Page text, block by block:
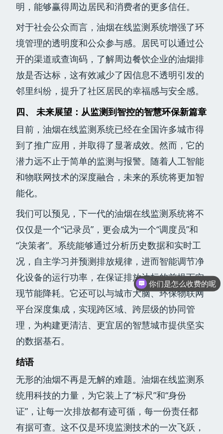
明，能够赢得周边居民和消费者的更多信任。
对于社会公众而言，油烟在线监测系统增强了环
境管理的透明度和公众参与感。居民可以通过公
开的渠道或查询码，了解周边餐饮企业的油烟排
放是否达标，这有效减少了因信息不透明引发的
邻里纠纷，提升了社区居民的幸福感与安全感。
四、 未来展望：从监测到智控的智慧环保新篇章
目前，油烟在线监测系统已经在全国许多城市得
到了推广应用，并取得了显著成效。然而，它的
潜力远不止于简单的监测与报警。随着人工智能
和物联网技术的深度融合，未来的系统将更加智
能化。
我们可以预见，下一代的油烟在线监测系统将不
仅仅是一个“记录员”，更会成为一个“调度员”和
“决策者”。系统能够通过分析历史数据和实时工
况，自主学习并预测排放规律，进而智能调节净
化设备的运行功率，在保证排放达标的前提下实
现节能降耗。它还可以与城市大脑、环保物联网
平台深度集成，实现跨区域、跨层级的协同管
理，为构建更清洁、更宜居的智慧城市提供坚实
的数据基石。
结语
无形的油烟不再是无解的难题。油烟在线监测系
统用科技的力量，为它装上了“标尺”和“身份
证”，让每一次排放都有迹可循，每一份责任都
有据可查。这不仅是环境监测技术的一次飞跃，
你们是怎么收费的呢
现在有优惠活动吗